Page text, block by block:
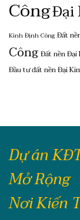
CôngĐại
Kinh Định Công Đất
CôngĐất nền Đại
Đầu tư đất nền Đại
Dự án
Mở Rộng
Nơi Kiến